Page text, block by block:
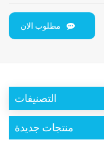
مطلوب الان
التصنيفات
منتجات جديدة